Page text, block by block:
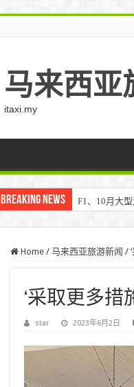
马来西亚
itaxi.my
Breaking News F1、10月大
Klook客路将
Home / 马来西亚旅游新闻 /
‘采取更多措
star 2023年6月2日